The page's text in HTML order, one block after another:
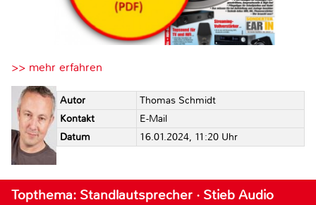
>> mehr erfahren
Autor
Thomas Schmidt
Kontakt
E-Mail
Datum
16.01.2024, 11:20 Uhr
Topthema: Standlautsprecher · Stieb Audio